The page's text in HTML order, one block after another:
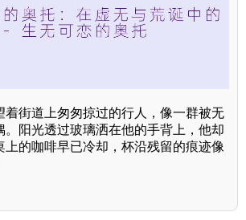
着街道上匆匆掠过的行人，像一群被无
。阳光透过玻璃洒在他的手背上，他却
上的咖啡早已冷却，杯沿残留的痕迹像